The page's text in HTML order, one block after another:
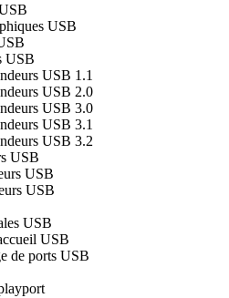
USB
USB
USB 1.1
USB 2.0
USB 3.0
USB 3.1
USB 3.2
USB
USB
USB
USB
USB
de ports USB